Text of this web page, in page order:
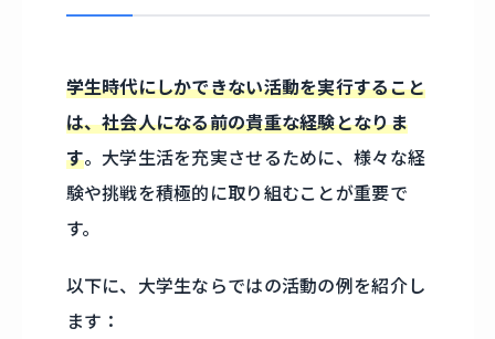
学生時代にしかできない活動を実行すること
は、社会人になる前の貴重な経験となりま
す。大学生活を充実させるために、様々な経
験や挑戦を積極的に取り組むことが重要で
す。
以下に、大学生ならではの活動の例を紹介し
ます：